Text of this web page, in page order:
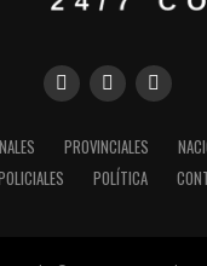
PROVINCIALES
POLÍTICA